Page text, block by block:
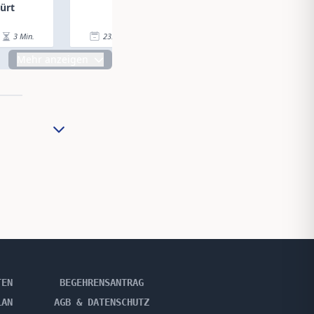
3 Min. 23.06.23
BEGEHRENSANTRAG
AGB & DATENSCHUTZ